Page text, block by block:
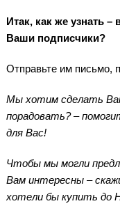
Итак, как же узнать –
Ваши подписчики?
Отправьте им письмо,
Мы хотим сделать
порадовать? –
для Вас!
Чтобы мы могли
Вам интересны –
хотели бы купить до